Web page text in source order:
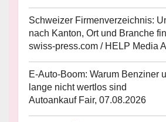
Schweizer Firmenverzeichnis:
nach Kanton, Ort und Branche
swiss-press.com / HELP Media
E-Auto-Boom: Warum Benziner
lange nicht wertlos sind
Autoankauf Fair, 07.08.2026